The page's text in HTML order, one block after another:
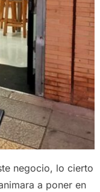
negocio, lo cierto
a poner en